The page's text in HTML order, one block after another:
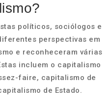
políticos, sociólogos e
perspectivas em
e reconheceram várias
incluem o capitalismo
faire, capitalismo de
de Estado.